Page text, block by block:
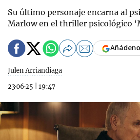
Su último personaje encarna al
Marlow en el thriller psicológico
Julen Arriandiaga
23·06·25
19:47